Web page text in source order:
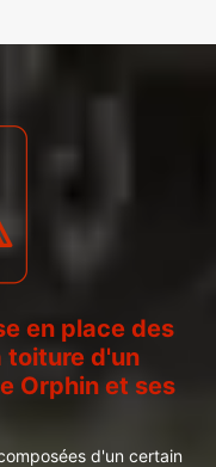
en place des
toiture d'un
Orphin et ses
d'un certain